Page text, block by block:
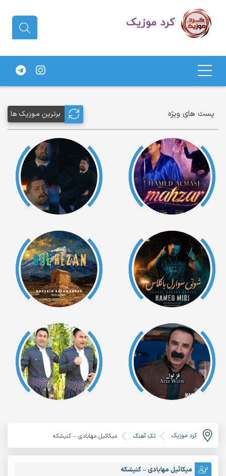
های کردی
پست های ویژه برترین مـوزیک ها
کرد موزیک تک آهنگ میکائیل مهابادی – کنیشکه
میکائیل مهابادی – کنیشکه